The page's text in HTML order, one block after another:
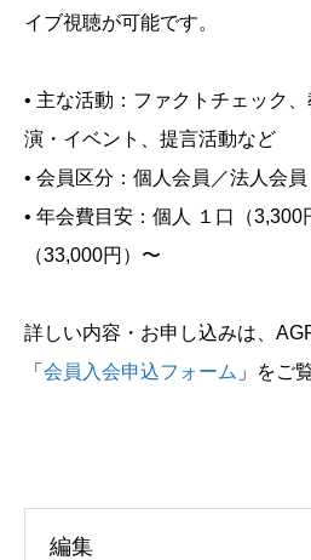
イブ視聴が可能です。
• 主な活動：ファクトチェック
演・イベント、提言活動など
• 会員区分：個人会員／法人会員
• 年会費目安：個人 １口（3,300
（33,000円）〜
詳しい内容・お申し込みは、
「 会員入会申込フォーム 」をご
編集